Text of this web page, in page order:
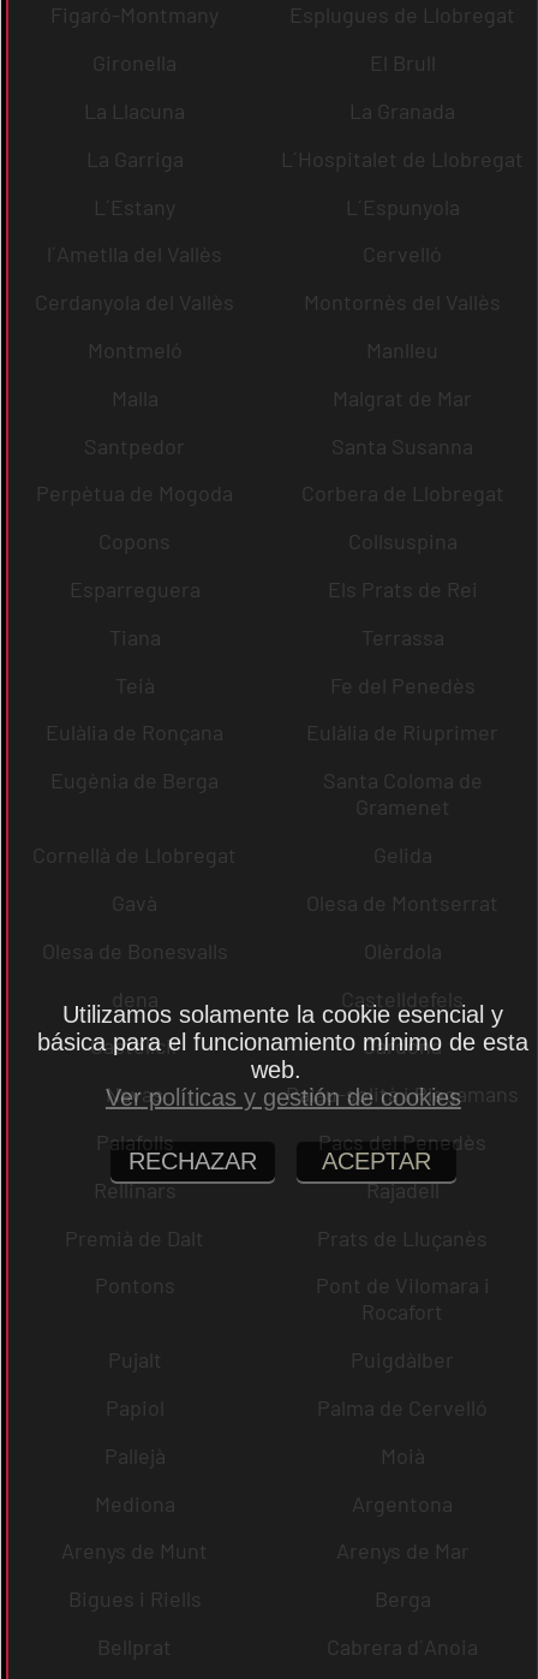
Figaró-Montmany
Esplugues de Llobregat
Gironella
El Brull
La Llacuna
La Granada
La Garriga
L´Hospitalet de Llobregat
L´Estany
L´Espunyola
l´Ametlla del Vallès
Cervelló
Cerdanyola del Vallès
Montornès del Vallès
Montmeló
Manlleu
Malla
Malgrat de Mar
Santpedor
Santa Susanna
Perpètua de Mogoda
Corbera de Llobregat
Copons
Collsuspina
Esparreguera
Els Prats de Rei
Tiana
Terrassa
Teià
Fe del Penedès
Eulàlia de Ronçana
Eulàlia de Riuprimer
Eugènia de Berga
Santa Coloma de
Gramenet
Cornellà de Llobregat
Gelida
Gavà
Olesa de Montserrat
Olesa de Bonesvalls
Olèrdola
dena
Castelldefels
Castellcir
Cardona
Navas
Palau-solità i Plegamans
Palafolls
Pacs del Penedès
Rellinars
Rajadell
Premià de Dalt
Prats de Lluçanès
Pontons
Pont de Vilomara i
Rocafort
Pujalt
Puigdàlber
Papiol
Palma de Cervelló
Pallejà
Moià
Mediona
Argentona
Arenys de Munt
Arenys de Mar
Bigues i Riells
Berga
Bellprat
Cabrera d´Anoia
Utilizamos solamente la cookie esencial y
básica para el funcionamiento mínimo de esta
web.
Ver políticas y gestión de cookies
RECHAZAR ACEPTAR